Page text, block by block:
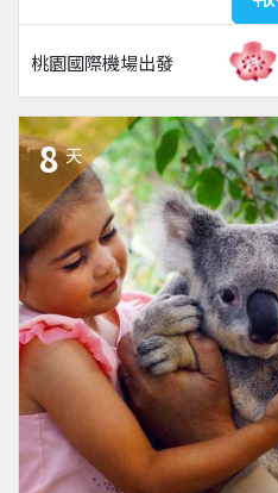
桃園國際機場出發
8 天